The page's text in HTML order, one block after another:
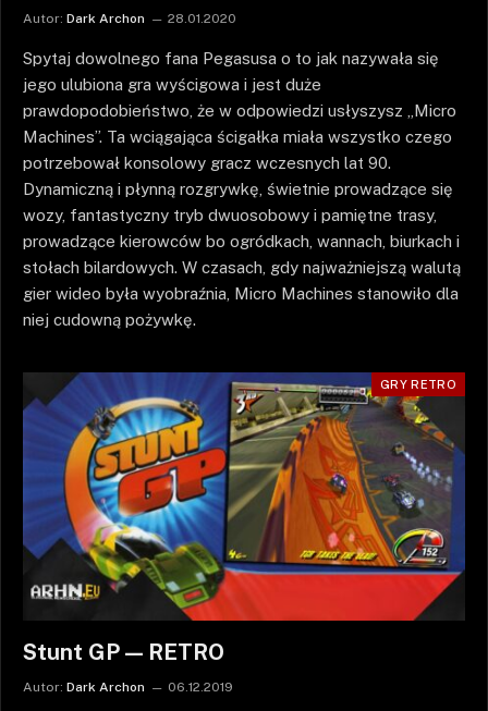
Autor: Dark Archon 28.01.2020
Spytaj dowolnego fana Pegasusa o to jak nazywała się
jego ulubiona gra wyścigowa i jest duże
prawdopodobieństwo, że w odpowiedzi usłyszysz „Micro
Machines”. Ta wciągająca ścigałka miała wszystko czego
potrzebował konsolowy gracz wczesnych lat 90.
Dynamiczną i płynną rozgrywkę, świetnie prowadzące się
wozy, fantastyczny tryb dwuosobowy i pamiętne trasy,
prowadzące kierowców bo ogródkach, wannach, biurkach i
stołach bilardowych. W czasach, gdy najważniejszą walutą
gier wideo była wyobraźnia, Micro Machines stanowiło dla
niej cudowną pożywkę.
GRY RETRO
Stunt GP — RETRO
Autor: Dark Archon 06.12.2019